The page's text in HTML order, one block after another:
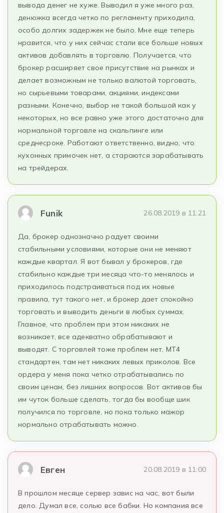
вывода денег не хуже. Выводил я уже много раз,
денюжка всегда четко по регламенту приходила,
особо долгих задержек не было. Мне еще теперь
нравится, что у них сейчас стали все больше новых
активов добавлять в торговлю. Получается, что
брокер расширяет свое присутствие на рынках и
делает возможным не только валютой торговать,
но сырьевыми товарами, акциями, индексами
разными. Конечно, выбор не такой большой как у
некоторых, но все равно уже этого достаточно для
нормальной торговле на скальпинге или
среднесроке. Работают ответственно, видно, что
кухонных примочек нет, а стараются зарабатывать
на трейдерах.
Funik 26.08.2019 в 11:21
Да, брокер однозначно радует своими
стабильными условиями, которые они не меняют
каждые квартал. Я вот бывал у брокеров, где
стабильно каждые три месяца что-то менялось и
приходилось подстраиваться под их новые
правила, тут такого нет, и брокер дает спокойно
торговать и выводить деньги в любых суммах.
Главное, что проблем при этом никаких не
возникает, все адекватно обрабатывают и
выводят. С торговлей тоже проблем нет, МТ4
стандартен, там нет никаких левых приколов. Все
ордера у меня пока четко отрабатывались по
своим ценам, без лишних вопросов. Вот активов бы
им чуток больше сделать, тогда бы вообще шик
получился по торговле, но пока только мажор
нормально отрабатывать можно.
Евген 20.08.2019 в 11:00
В прошлом месяце сервер завис на час, вот были
дело. Думал все, солью все бабки. Но компания все